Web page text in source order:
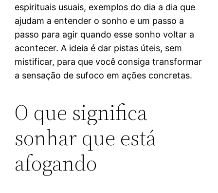
espirituais usuais, exemplos do dia a dia que
ajudam a entender o sonho e um passo a
passo para agir quando esse sonho voltar a
acontecer. A ideia é dar pistas úteis, sem
mistificar, para que você consiga transformar
a sensação de sufoco em ações concretas.
O que significa
sonhar que está
afogando